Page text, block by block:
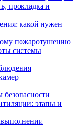
прокладка и
какой нужен,
пожаротушению
системы
этапы и
выполнении